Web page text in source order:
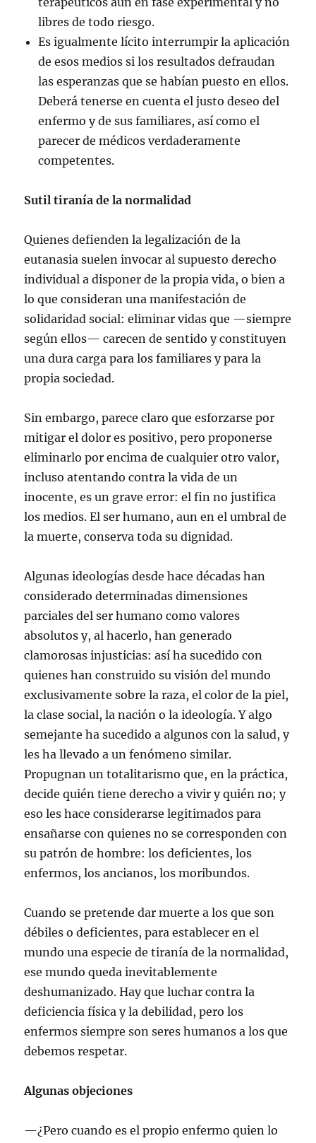
libres de todo riesgo.
Es igualmente lícito interrumpir la aplicación
de esos medios si los resultados defraudan
las esperanzas que se habían puesto en ellos.
Deberá tenerse en cuenta el justo deseo del
enfermo y de sus familiares, así como el
parecer de médicos verdaderamente
competentes.
Sutil tiranía de la normalidad
Quienes defienden la legalización de la
eutanasia suelen invocar al supuesto derecho
individual a disponer de la propia vida, o bien a
lo que consideran una manifestación de
solidaridad social: eliminar vidas que —siempre
según ellos— carecen de sentido y constituyen
una dura carga para los familiares y para la
propia sociedad.
Sin embargo, parece claro que esforzarse por
mitigar el dolor es positivo, pero proponerse
eliminarlo por encima de cualquier otro valor,
incluso atentando contra la vida de un
inocente, es un grave error: el fin no justifica
los medios. El ser humano, aun en el umbral de
la muerte, conserva toda su dignidad.
Algunas ideologías desde hace décadas han
considerado determinadas dimensiones
parciales del ser humano como valores
absolutos y, al hacerlo, han generado
clamorosas injusticias: así ha sucedido con
quienes han construido su visión del mundo
exclusivamente sobre la raza, el color de la piel,
la clase social, la nación o la ideología. Y algo
semejante ha sucedido a algunos con la salud, y
les ha llevado a un fenómeno similar.
Propugnan un totalitarismo que, en la práctica,
decide quién tiene derecho a vivir y quién no; y
eso les hace considerarse legitimados para
ensañarse con quienes no se corresponden con
su patrón de hombre: los deficientes, los
enfermos, los ancianos, los moribundos.
Cuando se pretende dar muerte a los que son
débiles o deficientes, para establecer en el
mundo una especie de tiranía de la normalidad,
ese mundo queda inevitablemente
deshumanizado. Hay que luchar contra la
deficiencia física y la debilidad, pero los
enfermos siempre son seres humanos a los que
debemos respetar.
Algunas objeciones
—¿Pero cuando es el propio enfermo quien lo